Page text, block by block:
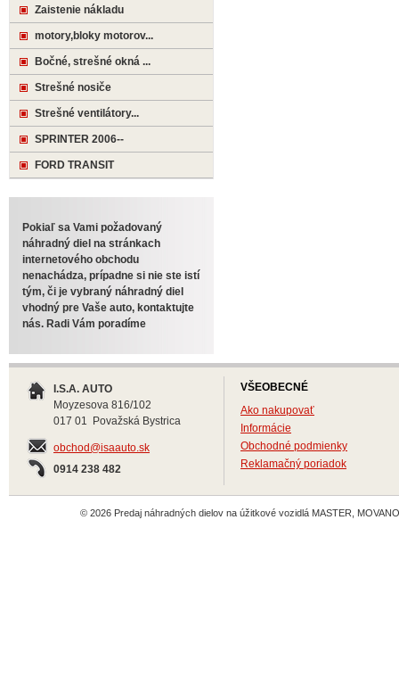
Zaistenie nákladu
motory,bloky motorov...
Bočné, strešné okná ...
Strešné nosiče
Strešné ventilátory...
SPRINTER 2006--
FORD TRANSIT
Pokiaľ sa Vami požadovaný
náhradný diel na stránkach
internetového obchodu
nenachádza, prípadne si nie ste istí
tým, či je vybraný náhradný diel
vhodný pre Vaše auto, kontaktujte
nás. Radi Vám poradíme
I.S.A. AUTO
Moyzesova 816/102
017 01 Považská Bystrica
obchod@isaauto.sk
0914 238 482
VŠEOBECNÉ
Ako nakupovať
Informácie
Obchodné podmienky
Reklamačný poriadok
© 2026 Predaj náhradných dielov na úžitkové vozidlá MASTER,